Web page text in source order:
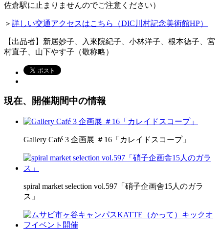
佐倉駅に止まりませんのでご注意ください）
＞ 詳しい交通アクセスはこちら（DIC川村記念美術館HP）
【出品者】新居妙子、入來院紀子、小林洋子、根本徳子、宮
村直子、山下やす子（敬称略）
現在、開催期間中の情報
Gallery Café 3 企画展 ＃16「カレイドスコープ」
spiral market selection vol.597「硝子企画舎15人のガラ
ス」